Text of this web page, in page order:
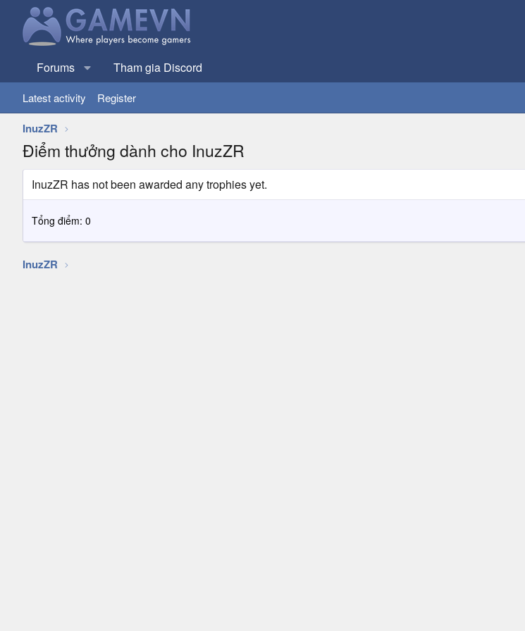
Forums Tham gia Discord
Latest activity Register
InuzZR
Điểm thưởng dành cho InuzZR
InuzZR has not been awarded any trophies yet.
Tổng điểm: 0
InuzZR